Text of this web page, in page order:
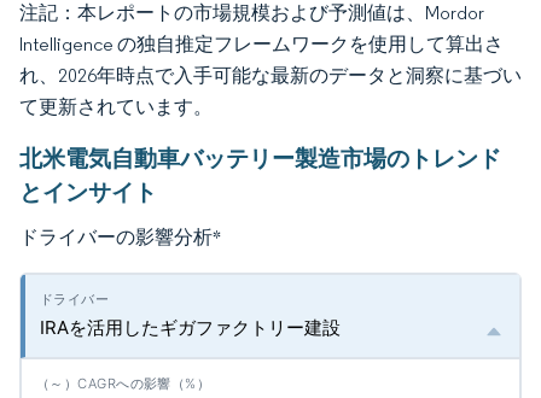
注記：本レポートの市場規模および予測値は、Mordor
Intelligence の独自推定フレームワークを使用して算出さ
れ、2026年時点で入手可能な最新のデータと洞察に基づい
て更新されています。
北米電気自動車バッテリー製造市場のトレンド
とインサイト
ドライバーの影響分析*
IRAを活用したギガファクトリー建設